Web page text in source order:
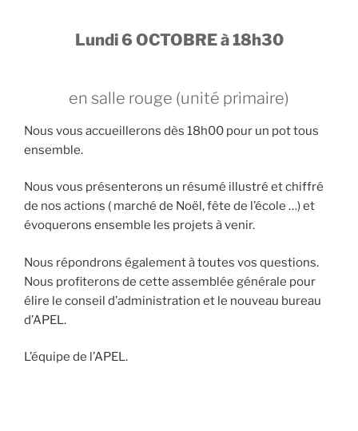
Lundi 6 OCTOBRE à 18h30
en salle rouge (unité primaire)
Nous vous accueillerons dès 18h00 pour un pot tous
ensemble.
Nous vous présenterons un résumé illustré et chiffré
de nos actions ( marché de Noël, fête de l’école …) et
évoquerons ensemble les projets à venir.
Nous répondrons également à toutes vos questions.
Nous profiterons de cette assemblée générale pour
élire le conseil d’administration et le nouveau bureau
d’APEL.
L’équipe de l’APEL.